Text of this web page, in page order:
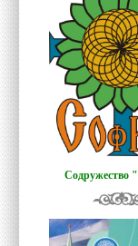
Содружество